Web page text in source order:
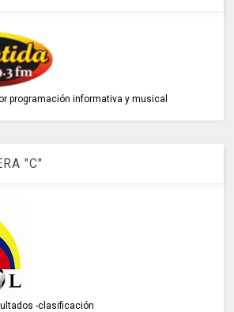
programación informativa y musical
"C"
-clasificación